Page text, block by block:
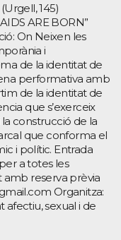
(Urgell, 145)
ARE BORN”
On Neixen les
i
de la identitat de
performativa amb
de la identitat de
que s’exerceix
la construcció de la
que conforma el
i polític. Entrada
a totes les
amb reserva prèvia
Organitza:
afectiu, sexual i de